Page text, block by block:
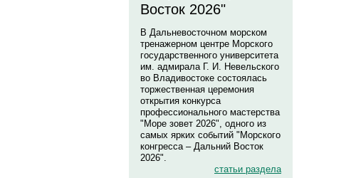
Восток 2026"
В Дальневосточном морском
тренажерном центре Морского
государственного университета
им. адмирала Г. И. Невельского
во Владивостоке состоялась
торжественная церемония
открытия конкурса
профессионального мастерства
"Море зовет 2026", одного из
самых ярких событий "Морского
конгресса – Дальний Восток
2026".
статьи раздела